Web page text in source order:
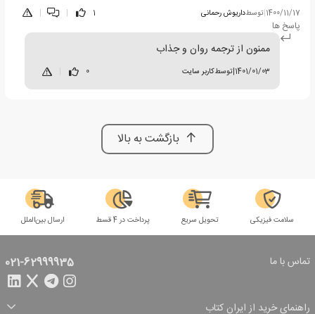
1400/11/17
|توسطداریوش رحمانی 1
|
|
پاسخ ها
ممنون از ترجمه روان و جذاب
1401/01/03
|توسطکاربر سایت 0
بازگشت به بالا
سلامت فیزیکی تحویل سریع پرداخت در 4 قسط ارسال بین‌الملل
تماس با ما 021-62999935
راهنمای خرید از ایران کتاب